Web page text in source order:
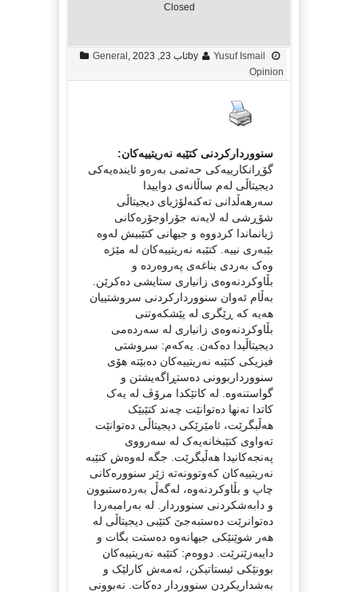
Closed
by Yusuf Ismail ئاب 23, 2023 General
Opinion
سنووردارکردنی کتێبە نەریتییەکان:
گۆڕانکارییەکی حەتمی بەرەو ئایندەیەکی
دیجیتاڵی لەم ساڵانەی دواییدا
سەرهەڵدانی تەکنەلۆژیای دیجیتاڵی
شۆڕشی لە لایەنە جۆراوجۆرەکانی
ژیانماندا کردووە و جیهانی کتێبیش لەوە
بێبەری نییە. کتێبە نەریتییەکان لە مێژە
وەک بەردی بناغەی پەروەردە و
بڵاوکردنەوەی زانیاری ستایشی دەکرێن.
بەڵام ئەوان سنووردارکردنی سروشتییان
هەیە کە ڕێگری لە پێشکەوتنی
بڵاوکردنەوەی زانیاری لە سەردەمی
دیجیتاڵیدا دەکەن. یەکەم: سروشتی
فیزیکی کتێبە نەریتییەکان دەبێتە هۆی
سنوورداربوونی دەستڕاگەیشتن و
گواستنەوە. لە کاتێکدا مرۆڤ لە یەک
کاتدا تەنها دەتوانێت چەند کتێبێک
هەڵبگرێت، ئامێرێکی دیجیتاڵی دەتوانێت
تەواوی کتێبخانەیەک لە سەرووی
پەنجەکانیدا هەڵبگرێت. جگە لەوەش کتێبە
نەریتییەکان کەوتوونەتە ژێر سنوورەکانی
چاپ و بڵاوکردنەوە، لەگەڵ بەردەستبوون
و دابەشکردنی سنووردار. لە بەرامبەردا
دەتوانرێت دەستبەجێ کتێبی دیجیتاڵی لە
هەر شوێنێکی جیهانەوە دەستت بگات و
دایبەزێنرێت. دووەم: کتێبە نەریتییەکان
بوونێکی ئیستاتیکن، ئەمەش کارلێک و
بەشداریکردن سنووردار دەکات. نەبوونی